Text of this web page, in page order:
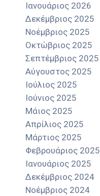
Ιανουάριος 2026
Δεκέμβριος 2025
Νοέμβριος 2025
Οκτώβριος 2025
Σεπτέμβριος 2025
Αύγουστος 2025
Ιούλιος 2025
Ιούνιος 2025
Μάιος 2025
Απρίλιος 2025
Μάρτιος 2025
Φεβρουάριος 2025
Ιανουάριος 2025
Δεκέμβριος 2024
Νοέμβριος 2024